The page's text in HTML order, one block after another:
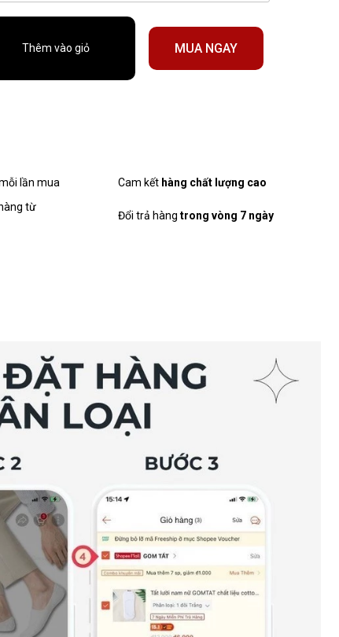
Thêm vào giỏ MUA NGAY
Cam kết hàng chất lượng cao
từ
Đổi trả hàng trong vòng 7 ngày
lần mua